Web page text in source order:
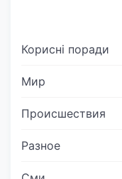
Корисні поради
Мир
Происшествия
Разное